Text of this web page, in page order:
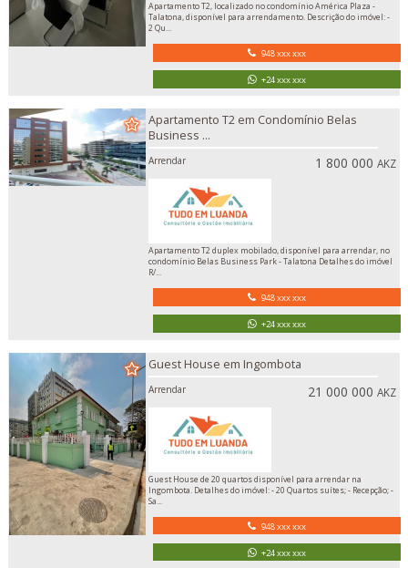
Apartamento T2, localizado no condomínio América Plaza -
Talatona, disponível para arrendamento. Descrição do imóvel: -
2 Qu...
948 xxx xxx
+24 xxx xxx
Apartamento T2 em Condomínio Belas
Business ...
Arrendar 1 800 000AKZ
Apartamento T2 duplex mobilado, disponível para arrendar, no
condomínio Belas Business Park - Talatona Detalhes do imóvel
R/...
948 xxx xxx
+24 xxx xxx
Guest House em Ingombota
Arrendar 21 000 000AKZ
Guest House de 20 quartos disponível para arrendar na
Ingombota. Detalhes do imóvel: - 20 Quartos suítes; - Recepção; -
Sa...
948 xxx xxx
+24 xxx xxx